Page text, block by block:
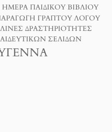
ΠΑΙΔΙΚΟΎ ΒΙΒΛΊΟΥ
ΓΡΑΠΤΟΎ ΛΌΓΟΥ
ΔΡΑΣΤΗΡΙΌΤΗΤΕΣ
ΣΕΛΊΔΩΝ